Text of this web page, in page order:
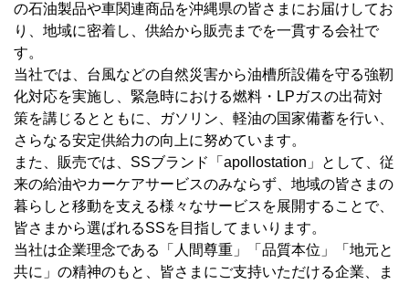
の石油製品や車関連商品を沖縄県の皆さまにお届けしてお
り、地域に密着し、供給から販売までを一貫する会社で
す。
当社では、台風などの自然災害から油槽所設備を守る強靭
化対応を実施し、緊急時における燃料・LPガスの出荷対
策を講じるとともに、ガソリン、軽油の国家備蓄を行い、
さらなる安定供給力の向上に努めています。
また、販売では、SSブランド「apollostation」として、従
来の給油やカーケアサービスのみならず、地域の皆さまの
暮らしと移動を支える様々なサービスを展開することで、
皆さまから選ばれるSSを目指してまいります。
当社は企業理念である「人間尊重」「品質本位」「地元と
共に」の精神のもと、皆さまにご支持いただける企業、ま